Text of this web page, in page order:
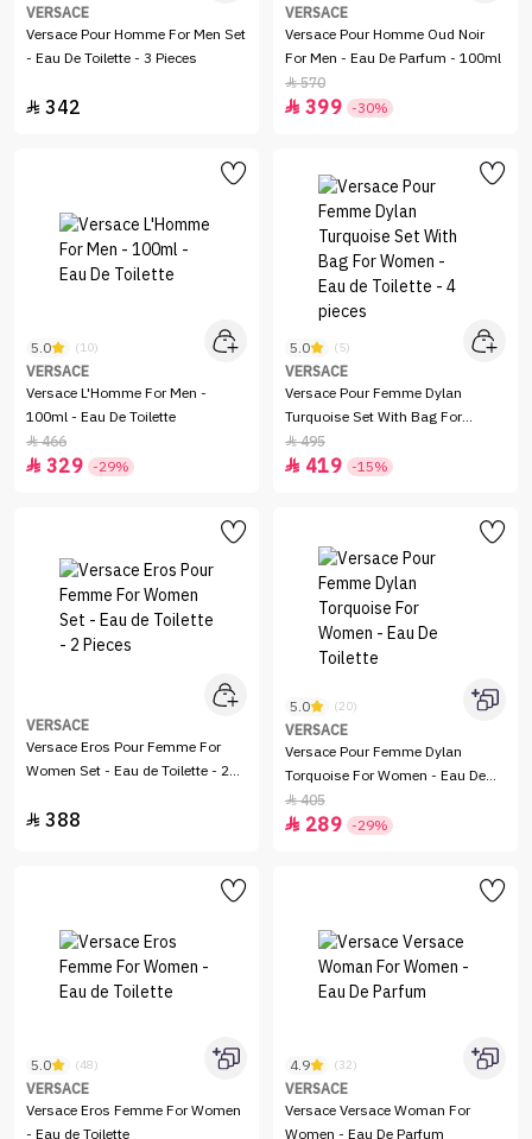
VERSACE
Versace Pour Homme For Men Set
- Eau De Toilette - 3 Pieces
 342
VERSACE
Versace Pour Homme Oud Noir
For Men - Eau De Parfum - 100ml
570
 399 -30%
5.0 (10)
VERSACE
Versace L'Homme For Men -
100ml - Eau De Toilette
466
 329 -29%
5.0 (5)
VERSACE
Versace Pour Femme Dylan
Turquoise Set With Bag For
Women - Eau de Toilette - 4
pieces
495
 419 -15%
VERSACE
Versace Eros Pour Femme For
Women Set - Eau de Toilette - 2
 388
5.0 (20)
VERSACE
Versace Pour Femme Dylan
Torquoise For Women - Eau De
Toilette
405
 289 -29%
5.0 (48)
VERSACE
Versace Eros Femme For Women
- Eau de Toilette
4.9 (32)
VERSACE
Versace Versace Woman For
Women - Eau De Parfum